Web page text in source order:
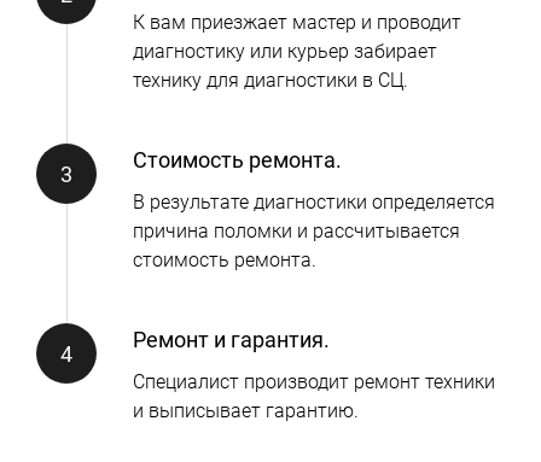
К вам приезжает мастер и проводит
диагностику или курьер забирает
технику для диагностики в СЦ.
Стоимость ремонта.
В результате диагностики определяется
причина поломки и рассчитывается
стоимость ремонта.
Ремонт и гарантия.
Специалист производит ремонт техники
и выписывает гарантию.